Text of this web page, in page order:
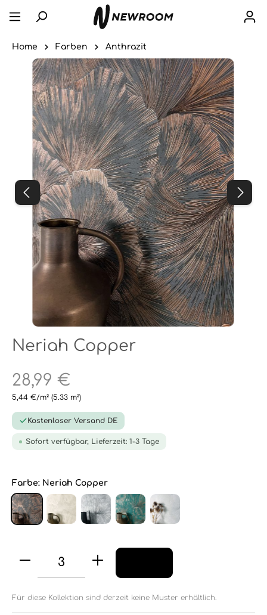
Home Farben Anthrazit
Neriah Copper
28,99 €
5,44 €/m² (5.33 m²)
Kostenloser Versand DE
Sofort verfügbar, Lieferzeit: 1-3 Tage
Farbe: Neriah Copper
Für diese Kollektion sind derzeit keine Muster erhältlich.